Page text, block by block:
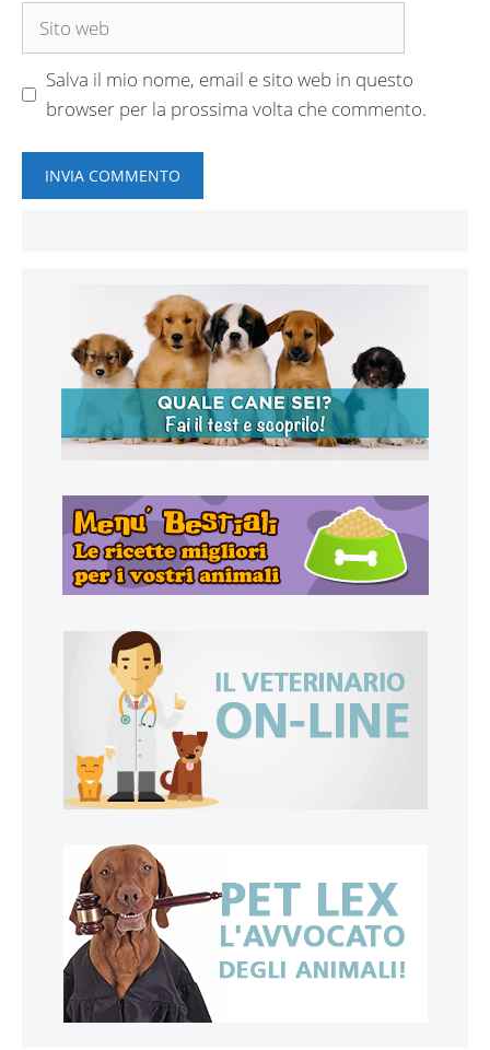
Sito
Salva il mio nome, email e sito web in questo
browser per la prossima volta che commento.